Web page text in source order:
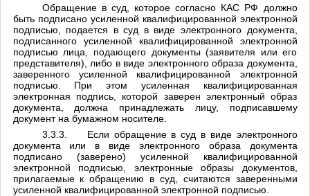
Обращение в суд, которое согласно КАС РФ должно
быть подписано усиленной квалифицированной электронной
подписью, подается в суд в виде электронного документа,
подписанного усиленной квалифицированной электронной
подписью лица, подающего документы (заявителя или его
представителя), либо в виде электронного образа документа,
заверенного усиленной квалифицированной электронной
подписью. При этом усиленная квалифицированная
электронная подпись, которой заверен электронный образ
документа, должна принадлежать лицу, подписавшему
документ на бумажном носителе.
3.3.3.
Если обращение в суд в виде электронного
документа или в виде электронного образа документа
подписано (заверено) усиленной квалифицированной
электронной подписью, электронные образы документов,
прилагаемые к обращению в суд, считаются заверенными
усиленной квалифицированной электронной подписью.